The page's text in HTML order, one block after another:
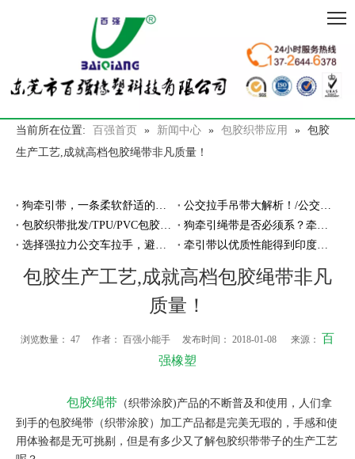
当前所在位置: 百强首页 » 新闻中心 » 包胶织带应用 » 包胶
生产工艺,成就高档包胶绳带非凡质量！
狗牵引带，一条柔软舒适的防走丢的牵引带
公交拉手吊带大解析！/公交拉手厂家
包胶织带批发/TPU/PVC包胶织带厂家
狗牵引绳带是否必须系？牵引绳带厂家告诉你
选择强拉力公交车拉手，避免断裂危险！
牵引带以优质性能得到印度客户亲睐
包胶生产工艺,成就高档包胶绳带非凡
质量！
浏览数量： 47 作者： 百强小能手 发布时间： 2018-01-08 来源： 百
强橡塑
包胶绳带 （织带涂胶)产品的不断普及和使用，人们拿
到手的包胶绳带（织带涂胶）加工产品都是完美无瑕的，手感和使
用体验都是无可挑剔，但是有多少又了解包胶织带带子的生产工艺